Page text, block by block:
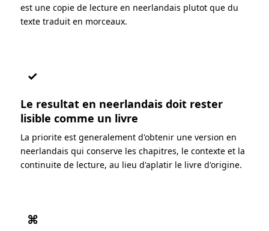
est une copie de lecture en neerlandais plutot que du
texte traduit en morceaux.
✓
Le resultat en neerlandais doit rester
lisible comme un livre
La priorite est generalement d'obtenir une version en
neerlandais qui conserve les chapitres, le contexte et la
continuite de lecture, au lieu d'aplatir le livre d'origine.
⌘